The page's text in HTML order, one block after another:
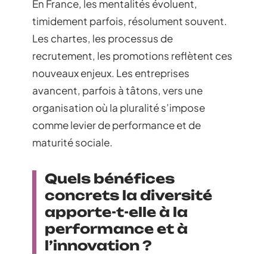
En France, les mentalités évoluent,
timidement parfois, résolument souvent.
Les chartes, les processus de
recrutement, les promotions reflètent ces
nouveaux enjeux. Les entreprises
avancent, parfois à tâtons, vers une
organisation où la pluralité s’impose
comme levier de performance et de
maturité sociale.
Quels bénéfices
concrets la diversité
apporte-t-elle à la
performance et à
l’innovation ?